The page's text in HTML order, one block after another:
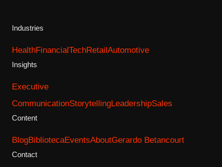
Industries
HealthFinancialTechRetailAutomotive
Insights
Executive
CommunicationStorytellingLeadershipSales
Content
BlogBibliotecaEventsAboutGerardo Betancourt
Contact